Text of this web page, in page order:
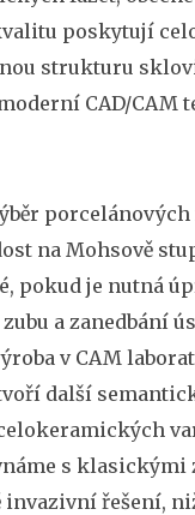
poskytují
strukturu
CAD/CAM
na Mohsově
pokud je nutná
a zanedbání
v CAM
další
s klasickými
invazivní řešení,